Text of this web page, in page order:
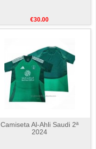
€30.00
Camiseta Al-Ahli Saudi 2ª
2024